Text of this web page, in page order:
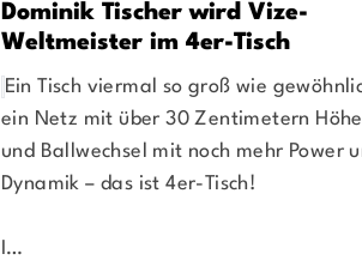
Dominik Tischer wird Vize-
Weltmeister im 4er-Tisch
Ein Tisch viermal so groß wie
ein Netz mit über 30 Zentimetern Höhe
und Ballwechsel mit noch mehr Power
Dynamik – das ist 4er-Tisch!
I…